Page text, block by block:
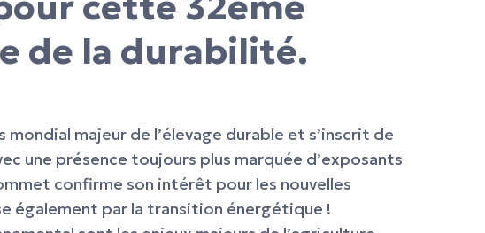
de la durabilité.
majeur de l’élevage durable et s’inscrit de
une présence toujours plus marquée d’exposants
confirme son intérêt pour les nouvelles
également par la transition énergétique !